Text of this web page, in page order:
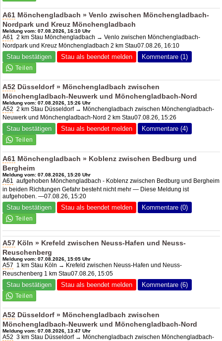
A61 Mönchengladbach » Venlo zwischen Mönchengladbach-
Nordpark und Kreuz Mönchengladbach
Meldung vom: 07.08.2026, 16:10 Uhr
A61 2 km Stau Mönchengladbach → Venlo zwischen Mönchengladbach-
Nordpark und Kreuz Mönchengladbach 2 km Stau07.08.26, 16:10
Stau bestätigen Stau als beendet melden Kommentare (1)
A52 Düsseldorf » Mönchengladbach zwischen
Mönchengladbach-Neuwerk und Mönchengladbach-Nord
Meldung vom: 07.08.2026, 15:26 Uhr
A52 2 km Stau Düsseldorf → Mönchengladbach zwischen Mönchengladbach-
Neuwerk und Mönchengladbach-Nord 2 km Stau07.08.26, 15:26
Stau bestätigen Stau als beendet melden Kommentare (4)
A61 Mönchengladbach » Koblenz zwischen Bedburg und
Bergheim
Meldung vom: 07.08.2026, 15:20 Uhr
A61 aufgehoben Mönchengladbach - Koblenz zwischen Bedburg und Bergheim
in beiden Richtungen Gefahr besteht nicht mehr — Diese Meldung ist
aufgehoben. —07.08.26, 15:20
Stau bestätigen Stau als beendet melden Kommentare (0)
A57 Köln » Krefeld zwischen Neuss-Hafen und Neuss-
Reuschenberg
Meldung vom: 07.08.2026, 15:05 Uhr
A57 1 km Stau Köln → Krefeld zwischen Neuss-Hafen und Neuss-
Reuschenberg 1 km Stau07.08.26, 15:05
Stau bestätigen Stau als beendet melden Kommentare (6)
A52 Düsseldorf » Mönchengladbach zwischen
Mönchengladbach-Neuwerk und Mönchengladbach-Nord
Meldung vom: 07.08.2026, 13:47 Uhr
A52 3 km Stau Düsseldorf → Mönchengladbach zwischen Mönchengladbach-